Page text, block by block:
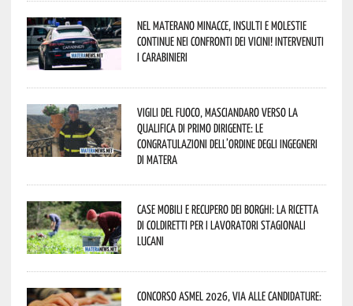
Nel materano minacce, insulti e molestie
continue nei confronti dei vicini! Intervenuti
i Carabinieri
Vigili del Fuoco, Masciandaro verso la
qualifica di Primo Dirigente: le
congratulazioni dell’Ordine degli Ingegneri
di Matera
Case mobili e recupero dei borghi: la ricetta
di Coldiretti per i lavoratori stagionali
lucani
Concorso Asmel 2026, via alle candidature: